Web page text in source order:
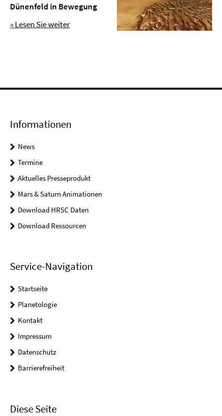
Dünenfeld in Bewegung
» Lesen Sie weiter
Informationen
News
Termine
Aktuelles Presseprodukt
Mars & Saturn Animationen
Download HRSC Daten
Download Ressourcen
Service-Navigation
Startseite
Planetologie
Kontakt
Impressum
Datenschutz
Barrierefreiheit
Diese Seite